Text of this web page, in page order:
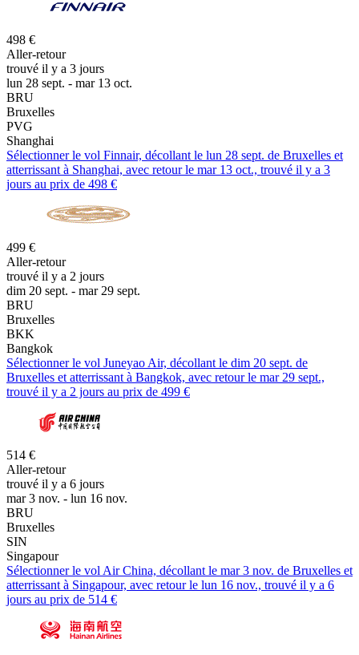
498 €
Aller-retour
trouvé il y a 3 jours
lun 28 sept. - mar 13 oct.
BRU
Bruxelles
PVG
Shanghai
Sélectionner le vol Finnair, décollant le lun 28 sept. de Bruxelles et
atterrissant à Shanghai, avec retour le mar 13 oct., trouvé il y a 3
jours au prix de 498 €
499 €
Aller-retour
trouvé il y a 2 jours
dim 20 sept. - mar 29 sept.
BRU
Bruxelles
BKK
Bangkok
Sélectionner le vol Juneyao Air, décollant le dim 20 sept. de
Bruxelles et atterrissant à Bangkok, avec retour le mar 29 sept.,
trouvé il y a 2 jours au prix de 499 €
514 €
Aller-retour
trouvé il y a 6 jours
mar 3 nov. - lun 16 nov.
BRU
Bruxelles
SIN
Singapour
Sélectionner le vol Air China, décollant le mar 3 nov. de Bruxelles et
atterrissant à Singapour, avec retour le lun 16 nov., trouvé il y a 6
jours au prix de 514 €